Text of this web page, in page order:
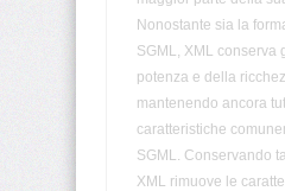
<colgroup>Nonostante sia la
SGML, XML conserva
potenza e della
mantenendo ancora
caratteristiche
SGML. Conservando
XML rimuove le